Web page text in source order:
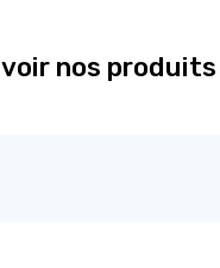
voir nos produits